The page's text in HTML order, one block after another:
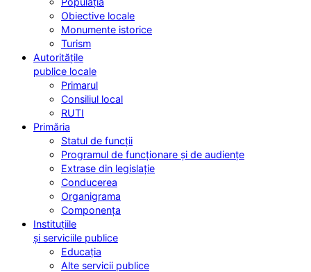
Obiective locale
Monumente istorice
Turism
Autoritățile
publice locale
Primarul
Consiliul local
RUTI
Primăria
Statul de funcții
Programul de funcționare și de audiențe
Extrase din legislație
Conducerea
Organigrama
Componența
Instituțiile
și serviciile publice
Educația
Alte servicii publice